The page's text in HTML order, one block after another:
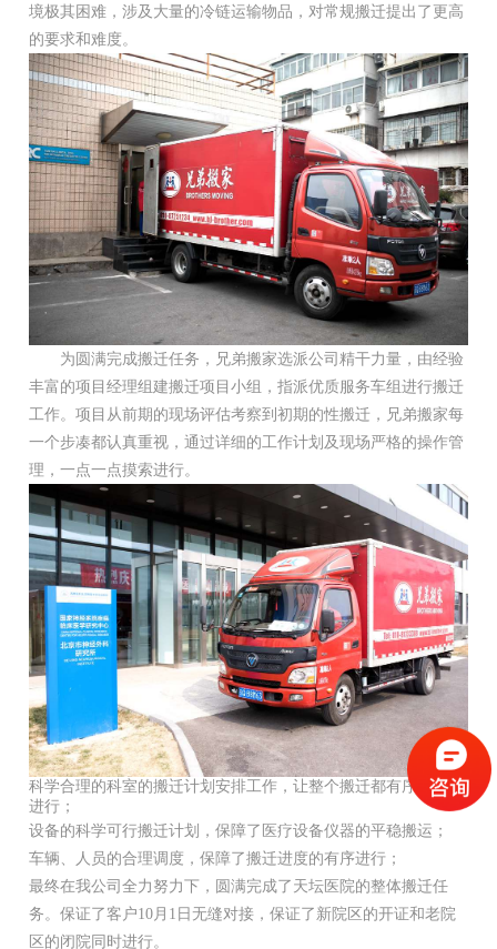
境极其困难，涉及大量的冷链运输物品，对常规搬迁提出了更高
的要求和难度。
为圆满完成搬迁任务，兄弟搬家选派公司精干力量，由经验
丰富的项目经理组建搬迁项目小组，指派优质服务车组进行搬迁
工作。项目从前期的现场评估考察到初期的性搬迁，兄弟搬家每
一个步凑都认真重视，通过详细的工作计划及现场严格的操作管
理，一点一点摸索进行。
科学合理的科室的搬迁计划安排工作，让整个搬迁都有序的同步
进行；
设备的科学可行搬迁计划，保障了医疗设备仪器的平稳搬运；
车辆、人员的合理调度，保障了搬迁进度的有序进行；
最终在我公司全力努力下，圆满完成了天坛医院的整体搬迁任
务。保证了客户10月1日无缝对接，保证了新院区的开证和老院
区的闭院同时进行。